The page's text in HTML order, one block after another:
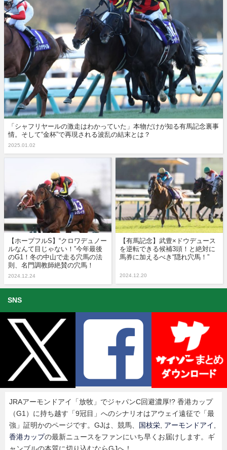
「シャフリヤールの激走はわかっていた」本物だけが知る有馬記念裏事
情。そして“金杯”で再現される波乱の結末とは？
2025.01.02
【ホープフルS】“クロワデュノー
ルなんて目じゃない！”今年最後
のG1！冬の中山で走る穴馬の法
則、名門調教師絶賛の穴馬！
2024.12.24
【有馬記念】武豊×ドウデュース
を逆転できる候補3頭！と絶対に
馬券に加えるべき“隠れ穴馬！”
2024.12.20
SNS
JRAアーモンドアイ「放牧」でジャパンC回避濃厚!? 香港カップ
（G1）に持ち越す「9冠目」へのシナリオはアウェイ遠征で「最
強」証明かのページです。GJは、競馬、 国枝栄, アーモンドアイ,
香港カップの最新ニュースをファンにいち早くお届けします。ギ